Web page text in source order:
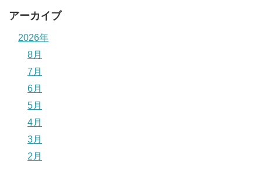
アーカイブ
2026年
8月
7月
6月
5月
4月
3月
2月